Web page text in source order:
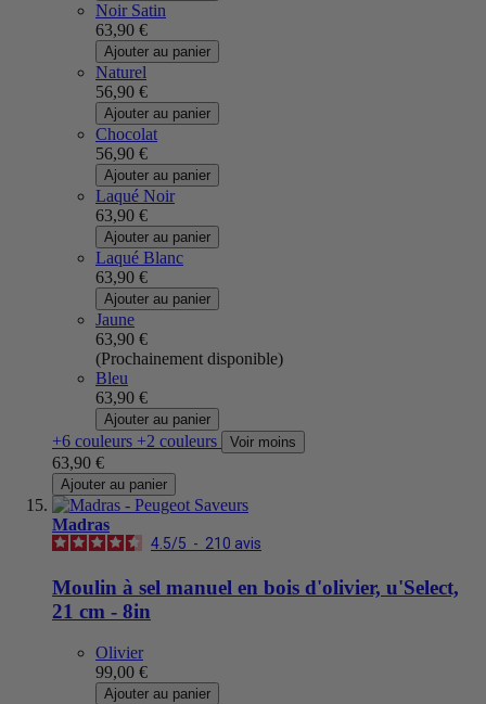
Noir Satin
63,90 €
Ajouter au panier
Naturel
56,90 €
Ajouter au panier
Chocolat
56,90 €
Ajouter au panier
Laqué Noir
63,90 €
Ajouter au panier
Laqué Blanc
63,90 €
Ajouter au panier
Jaune
63,90 €
(Prochainement disponible)
Bleu
63,90 €
Ajouter au panier
+6 couleurs +2 couleurs Voir moins
63,90 €
Ajouter au panier
Madras
4.5/5 - 210 avis
Moulin à sel manuel en bois d'olivier, u'Select,
21 cm - 8in
Olivier
99,00 €
Ajouter au panier